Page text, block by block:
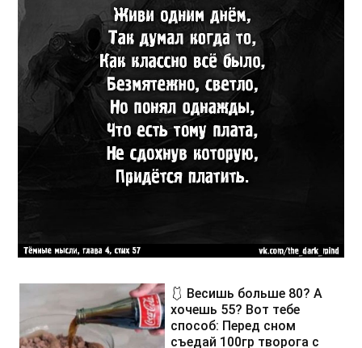
🩱 Весишь больше 80? А
хочешь 55? Вот тебе
способ: Перед сном
съедай 100гр творога с